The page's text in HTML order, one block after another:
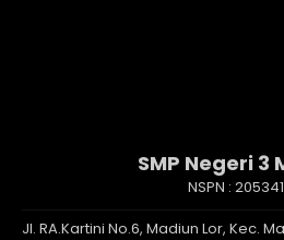
SMP Negeri 3
NSPN :
Jl. RA.Kartini No.6, Madiun Lor, Kec.